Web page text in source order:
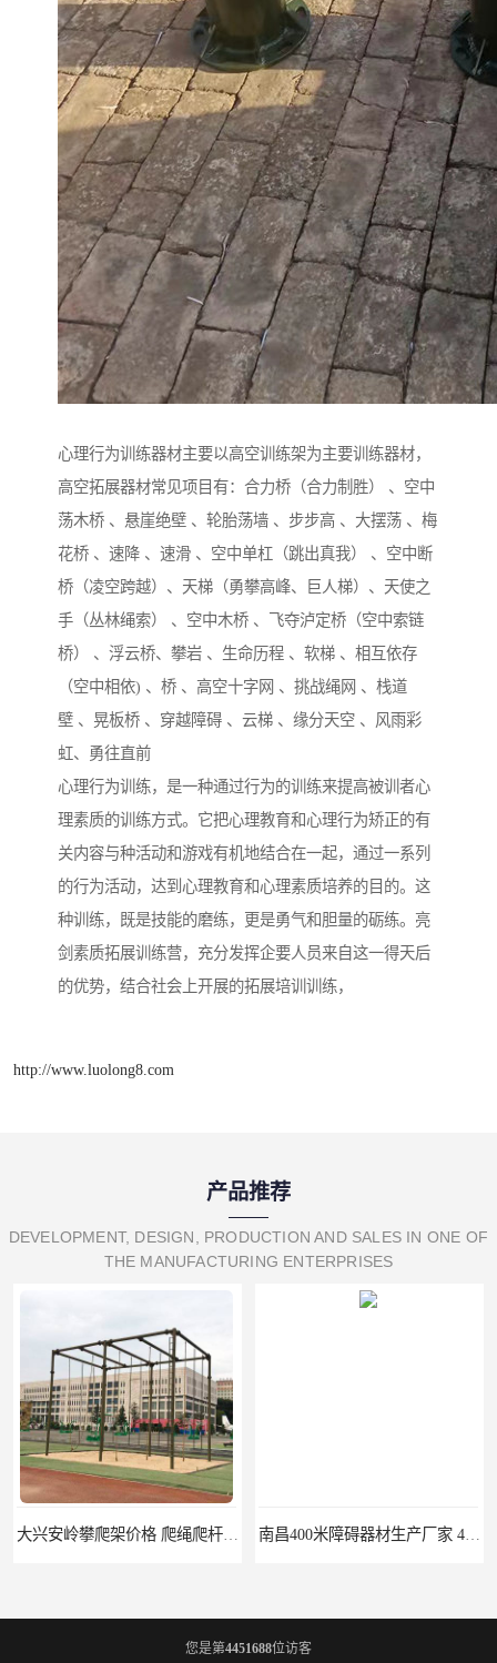
心理行为训练器材主要以高空训练架为主要训练器材，
高空拓展器材常见项目有：合力桥（合力制胜） 、空中
荡木桥 、悬崖绝壁 、轮胎荡墙 、步步高 、大摆荡 、梅
花桥 、速降 、速滑 、空中单杠（跳出真我） 、空中断
桥（凌空跨越）、天梯（勇攀高峰、巨人梯）、天使之
手（丛林绳索） 、空中木桥 、飞夺泸定桥（空中索链
桥） 、浮云桥、攀岩 、生命历程 、软梯 、相互依存
（空中相依) 、桥 、高空十字网 、挑战绳网 、栈道
壁 、晃板桥 、穿越障碍 、云梯 、缘分天空 、风雨彩
虹、勇往直前
心理行为训练，是一种通过行为的训练来提高被训者心
理素质的训练方式。它把心理教育和心理行为矫正的有
关内容与种活动和游戏有机地结合在一起，通过一系列
的行为活动，达到心理教育和心理素质培养的目的。这
种训练，既是技能的磨练，更是勇气和胆量的砺练。亮
剑素质拓展训练营，充分发挥企要人员来自这一得天后
的优势，结合社会上开展的拓展培训训练，
http://www.luolong8.com
产品推荐
DEVELOPMENT, DESIGN, PRODUCTION AND SALES IN ONE OF
THE MANUFACTURING ENTERPRISES
丽水400米障碍器材生产厂家 渡海登岛400米障碍器材
您是第4451688位访客